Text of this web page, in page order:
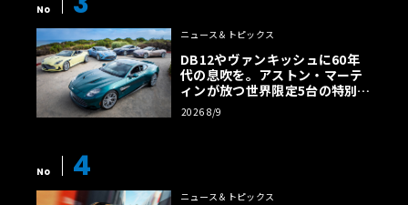
No
ニュース＆トピックス
DB12やヴァンキッシュに60年
代の息吹を。アストン・マーテ
ィンが放つ世界限定5台の特別コ
レクション
2026 8/9
No 4
ニュース＆トピックス